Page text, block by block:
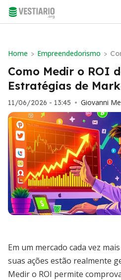
Home > Empreendedorismo >
tal
Como Medir o ROI
Estratégias de
11/06/2026 - 13:45 • Giovanni
Em um mercado cada vez
suas ações estão realmente
Medir o ROI permite